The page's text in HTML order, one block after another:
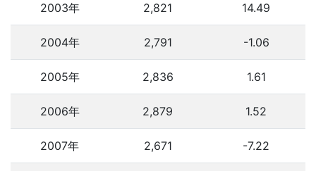
2003年 2,821 14.49
2004年 2,791 -1.06
2005年 2,836 1.61
2006年 2,879 1.52
2007年 2,671 -7.22